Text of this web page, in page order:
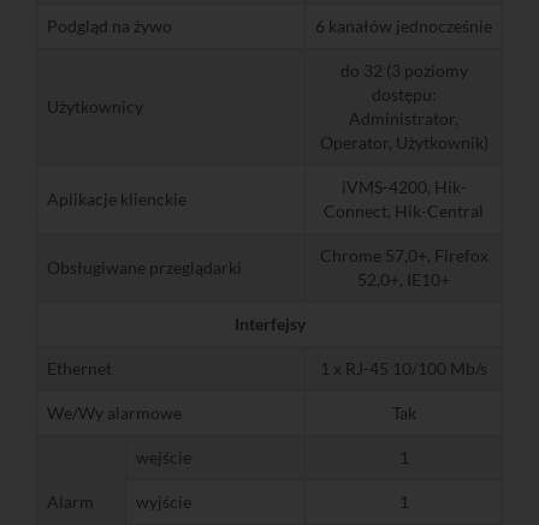
Podgląd na żywo 6 kanałów jednocześnie
Użytkownicy
do 32 (3 poziomy
dostępu:
Administrator,
Operator, Użytkownik)
Aplikacje klienckie
iVMS-4200, Hik-
Connect, Hik-Central
Obsługiwane przeglądarki
Chrome 57,0+, Firefox
52,0+, IE10+
Interfejsy
Ethernet 1 x RJ-45 10/100 Mb/s
We/Wy alarmowe Tak
Alarm
wejście 1
wyjście 1